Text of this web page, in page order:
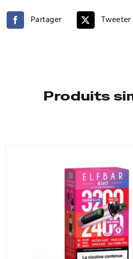
Partager Tweeter
Produits